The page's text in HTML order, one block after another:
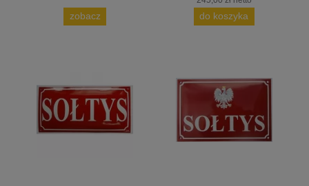
zobacz do koszyka